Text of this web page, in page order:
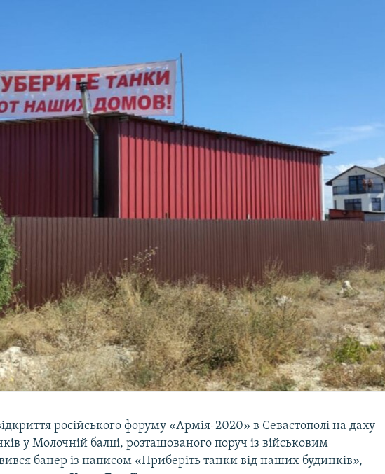
російського форуму «Армія-2020» в Севастополі на даху
у Молочній балці, розташованого поруч із військовим
банер із написом «Приберіть танки від наших будинків»,